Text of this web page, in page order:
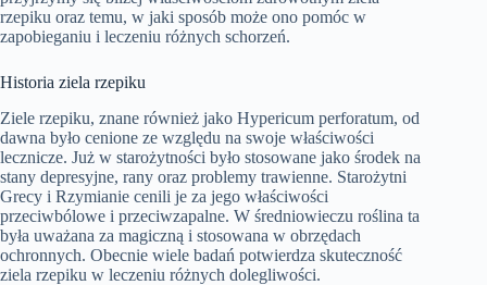
rzepiku oraz temu, w jaki sposób może ono pomóc w
zapobieganiu i leczeniu różnych schorzeń.
Historia ziela rzepiku
Ziele rzepiku, znane również jako Hypericum perforatum, od
dawna było cenione ze względu na swoje właściwości
lecznicze. Już w starożytności było stosowane jako środek na
stany depresyjne, rany oraz problemy trawienne. Starożytni
Grecy i Rzymianie cenili je za jego właściwości
przeciwbólowe i przeciwzapalne. W średniowieczu roślina ta
była uważana za magiczną i stosowana w obrzędach
ochronnych. Obecnie wiele badań potwierdza skuteczność
ziela rzepiku w leczeniu różnych dolegliwości.